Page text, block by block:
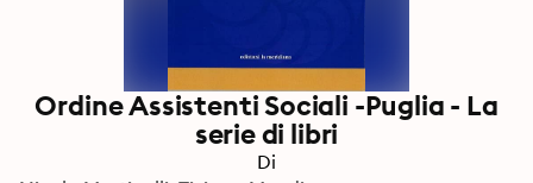
Ordine Assistenti Sociali -Puglia - La
serie di libri
Di